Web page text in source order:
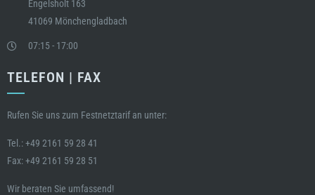
Engelsholt 163
41069 Mönchengladbach
07:15 - 17:00
TELEFON | FAX
Rufen Sie uns zum Festnetztarif an unter:
Tel.:+49 2161 59 28 41
Fax: +49 2161 59 28 51
Wir beraten Sie umfassend!